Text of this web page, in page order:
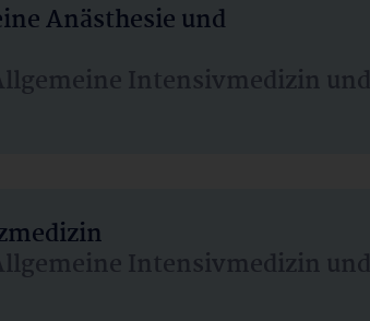
Anästhesie und
Intensivmedizin und
Intensivmedizin und